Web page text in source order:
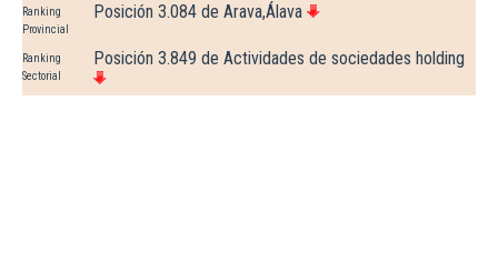
Ranking
Provincial
Posición 3.084 de Arava,Álava
Ranking
Sectorial
Posición 3.849 de Actividades de sociedades holding